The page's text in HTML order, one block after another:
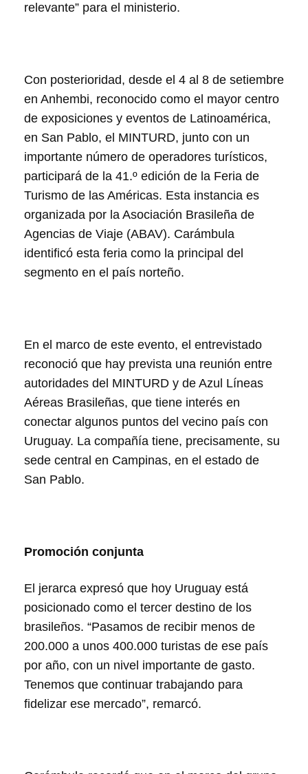
relevante” para el ministerio.
Con posterioridad, desde el 4 al 8 de setiembre
en Anhembi, reconocido como el mayor centro
de exposiciones y eventos de Latinoamérica,
en San Pablo, el MINTURD, junto con un
importante número de operadores turísticos,
participará de la 41.º edición de la Feria de
Turismo de las Américas. Esta instancia es
organizada por la Asociación Brasileña de
Agencias de Viaje (ABAV). Carámbula
identificó esta feria como la principal del
segmento en el país norteño.
En el marco de este evento, el entrevistado
reconoció que hay prevista una reunión entre
autoridades del MINTURD y de Azul Líneas
Aéreas Brasileñas, que tiene interés en
conectar algunos puntos del vecino país con
Uruguay. La compañía tiene, precisamente, su
sede central en Campinas, en el estado de
San Pablo.
Promoción conjunta
El jerarca expresó que hoy Uruguay está
posicionado como el tercer destino de los
brasileños. “Pasamos de recibir menos de
200.000 a unos 400.000 turistas de ese país
por año, con un nivel importante de gasto.
Tenemos que continuar trabajando para
fidelizar ese mercado”, remarcó.